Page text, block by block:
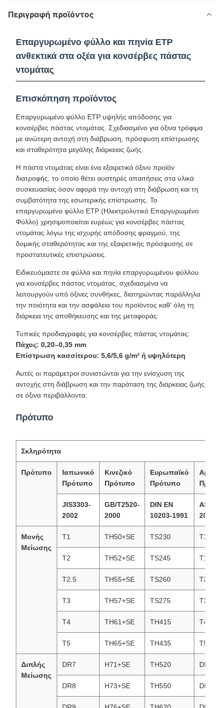
Περιγραφή προϊόντος
Επαργυρωμένο φύλλο και πηνία ETP
ανθεκτικά στα οξέα για κονσέρβες πάστας
ντομάτας
Επισκόπηση προϊόντος
Επαργυρωμένο φύλλο ETP υψηλής απόδοσης για
κονσέρβες πάστας ντομάτας. Σχεδιασμένο για όξινα τρόφιμα
με ανώτερη αντοχή στη διάβρωση, πρόσφυση επίστρωσης
και σταθερότητα μεγάλης διάρκειας ζωής.
Η πάστα ντομάτας είναι ένα εξαιρετικά όξινο προϊόν
διατροφής, το οποίο θέτει αυστηρές απαιτήσεις στα υλικά
συσκευασίας όσον αφορά την αντοχή στη διάβρωση και τη
συμβατότητα της εσωτερικής επίστρωσης. Το
επαργυρωμένο φύλλο ETP (Ηλεκτρολυτικό Επαργυρωμένο
Φύλλο) χρησιμοποιείται ευρέως για κονσέρβες πάστας
ντομάτας λόγω της ισχυρής απόδοσης φραγμού, της
δομικής σταθερότητας και της εξαιρετικής πρόσφυσης σε
προστατευτικές επιστρώσεις.
Ειδικευόμαστε σε φύλλα και πηνία επαργυρωμένου φύλλου
για κονσέρβες πάστας ντομάτας, σχεδιασμένα να
λειτουργούν υπό όξινες συνθήκες, διατηρώντας παράλληλα
την ποιότητα και την ασφάλεια του προϊόντος καθ' όλη τη
διάρκεια της αποθήκευσης και της μεταφοράς.
Τυπικές προδιαγραφές για κονσέρβες πάστας ντομάτας:
Πάχος: 0,20–0,35 mm
Επίστρωση κασσίτερου: 5,6/5,6 g/m² ή υψηλότερη
Αυτές οι παράμετροι συνιστώνται για την ενίσχυση της
αντοχής στη διάβρωση και την παράταση της διάρκειας ζωής
σε όξινα περιβάλλοντα.
Πρότυπο
Σκληρότητα
Πρότυπο
Ιαπωνικό
Πρότυπο
Κινεζικό
Πρότυπο
Ευρωπαϊκό
Πρότυπο
JIS3303-
2002
GB/T2520-
2000
DIN EN
10203-1991
2002
Μονής
Μείωσης
T1 TH50+SE TS230
T2 TH52+SE TS245
T2.5 TH55+SE TS260
T3 TH57+SE TS275
T4 TH61+SE TH415
T5 TH65+SE TH435
Διπλής
Μείωσης
DR7 H71+SE TH520 DR7
DR8 H73+SE TH550